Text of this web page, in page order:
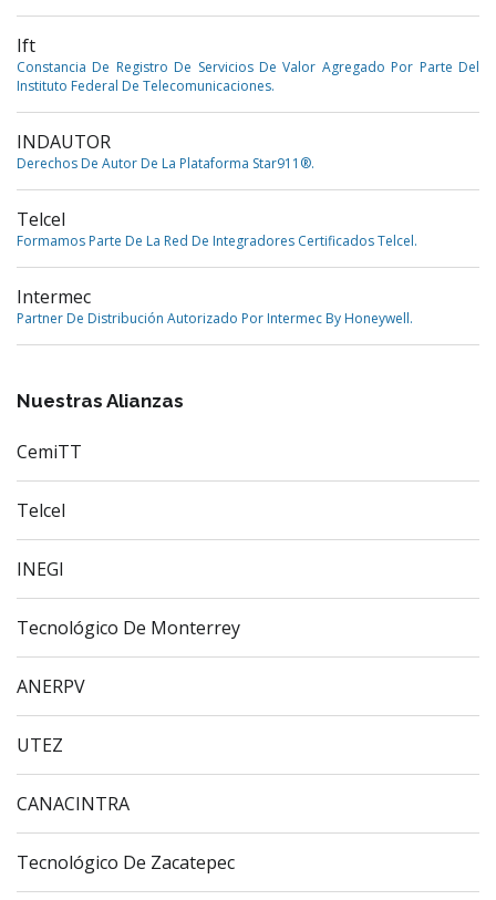
Ift
Constancia De Registro De Servicios De Valor Agregado Por Parte Del
Instituto Federal De Telecomunicaciones.
INDAUTOR
Derechos De Autor De La Plataforma Star911®.
Telcel
Formamos Parte De La Red De Integradores Certificados Telcel.
Intermec
Partner De Distribución Autorizado Por Intermec By Honeywell.
Nuestras Alianzas
CemiTT
Telcel
INEGI
Tecnológico De Monterrey
ANERPV
UTEZ
CANACINTRA
Tecnológico De Zacatepec